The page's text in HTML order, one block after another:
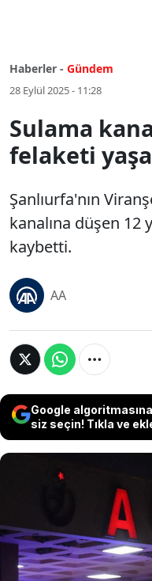
Haberler - Gündem
28 Eylül 2025 - 11:28
Sulama
felaketi
Şanlıurfa'nın
kanalına düşen 12
kaybetti.
AA
Google
siz seçin! Tıkla ve